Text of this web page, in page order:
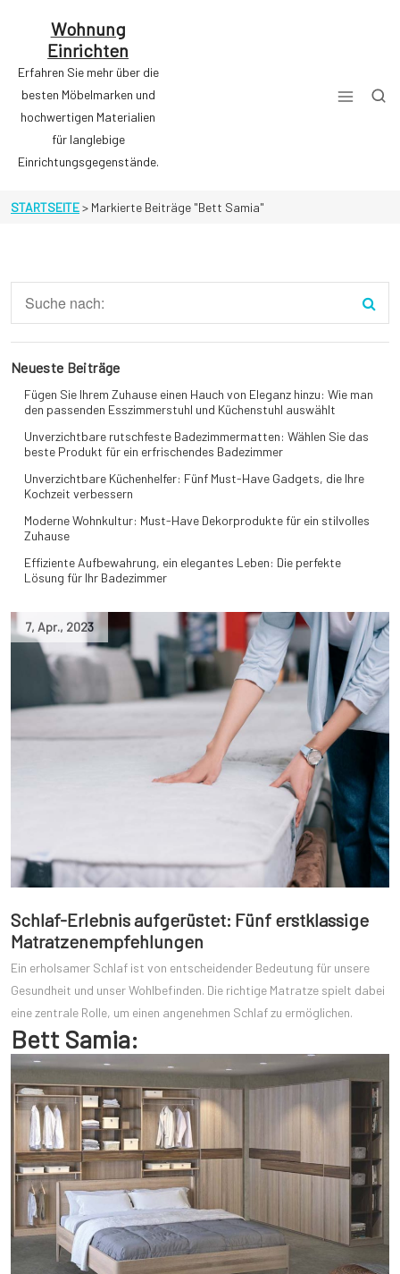
Wohnung
Einrichten
Erfahren Sie mehr über die
besten Möbelmarken und
hochwertigen Materialien
für langlebige
Einrichtungsgegenstände.
STARTSEITE> Markierte Beiträge "Bett Samia"
7, Apr., 2023
Schlaf-Erlebnis aufgerüstet: Fünf erstklassige
Matratzenempfehlungen
Ein erholsamer Schlaf ist von entscheidender Bedeutung für unsere
Gesundheit und unser Wohlbefinden. Die richtige Matratze spielt dabei
eine zentrale Rolle, um einen angenehmen Schlaf zu ermöglichen.
Bett Samia:
Neueste Beiträge
Fügen Sie Ihrem Zuhause einen Hauch von Eleganz hinzu: Wie man
den passenden Esszimmerstuhl und Küchenstuhl auswählt
Unverzichtbare rutschfeste Badezimmermatten: Wählen Sie das
beste Produkt für ein erfrischendes Badezimmer
Unverzichtbare Küchenhelfer: Fünf Must-Have Gadgets, die Ihre
Kochzeit verbessern
Moderne Wohnkultur: Must-Have Dekorprodukte für ein stilvolles
Zuhause
Effiziente Aufbewahrung, ein elegantes Leben: Die perfekte
Lösung für Ihr Badezimmer